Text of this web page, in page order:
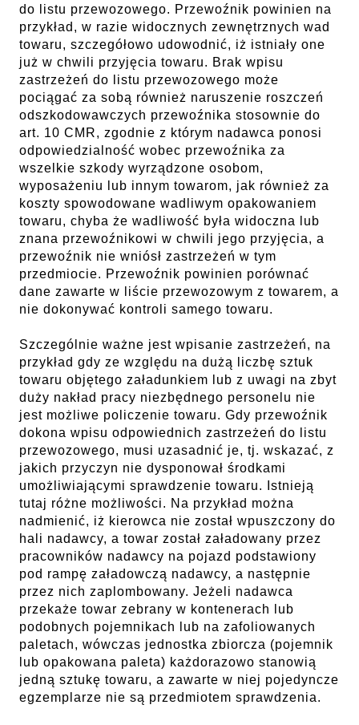
do listu przewozowego. Przewoźnik powinien na
przykład, w razie widocznych zewnętrznych wad
towaru, szczegółowo udowodnić, iż istniały one
już w chwili przyjęcia towaru. Brak wpisu
zastrzeżeń do listu przewozowego może
pociągać za sobą również naruszenie roszczeń
odszkodowawczych przewoźnika stosownie do
art. 10 CMR, zgodnie z którym nadawca ponosi
odpowiedzialność wobec przewoźnika za
wszelkie szkody wyrządzone osobom,
wyposażeniu lub innym towarom, jak również za
koszty spowodowane wadliwym opakowaniem
towaru, chyba że wadliwość była widoczna lub
znana przewoźnikowi w chwili jego przyjęcia, a
przewoźnik nie wniósł zastrzeżeń w tym
przedmiocie. Przewoźnik powinien porównać
dane zawarte w liście przewozowym z towarem, a
nie dokonywać kontroli samego towaru.
Szczególnie ważne jest wpisanie zastrzeżeń, na
przykład gdy ze względu na dużą liczbę sztuk
towaru objętego załadunkiem lub z uwagi na zbyt
duży nakład pracy niezbędnego personelu nie
jest możliwe policzenie towaru. Gdy przewoźnik
dokona wpisu odpowiednich zastrzeżeń do listu
przewozowego, musi uzasadnić je, tj. wskazać, z
jakich przyczyn nie dysponował środkami
umożliwiającymi sprawdzenie towaru. Istnieją
tutaj różne możliwości. Na przykład można
nadmienić, iż kierowca nie został wpuszczony do
hali nadawcy, a towar został załadowany przez
pracowników nadawcy na pojazd podstawiony
pod rampę załadowczą nadawcy, a następnie
przez nich zaplombowany. Jeżeli nadawca
przekaże towar zebrany w kontenerach lub
podobnych pojemnikach lub na zafoliowanych
paletach, wówczas jednostka zbiorcza (pojemnik
lub opakowana paleta) każdorazowo stanowią
jedną sztukę towaru, a zawarte w niej pojedyncze
egzemplarze nie są przedmiotem sprawdzenia.